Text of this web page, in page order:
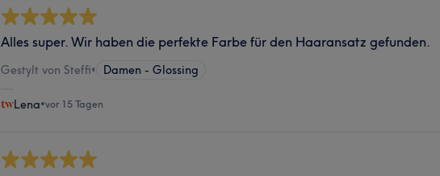
Alles super. Wir haben die perfekte Farbe für den Haaransatz gefunden.
Gestylt von Steffi• Damen - Glossing
Lena•vor 15 Tagen